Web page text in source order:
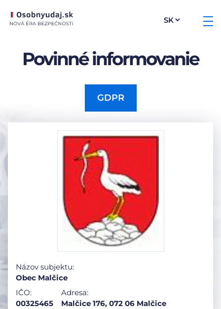
Povinné informovanie
GDPR
Názov subjektu:
Obec Malčice
IČO:
00325465
Adresa:
Malčice 176, 072 06 Malčice